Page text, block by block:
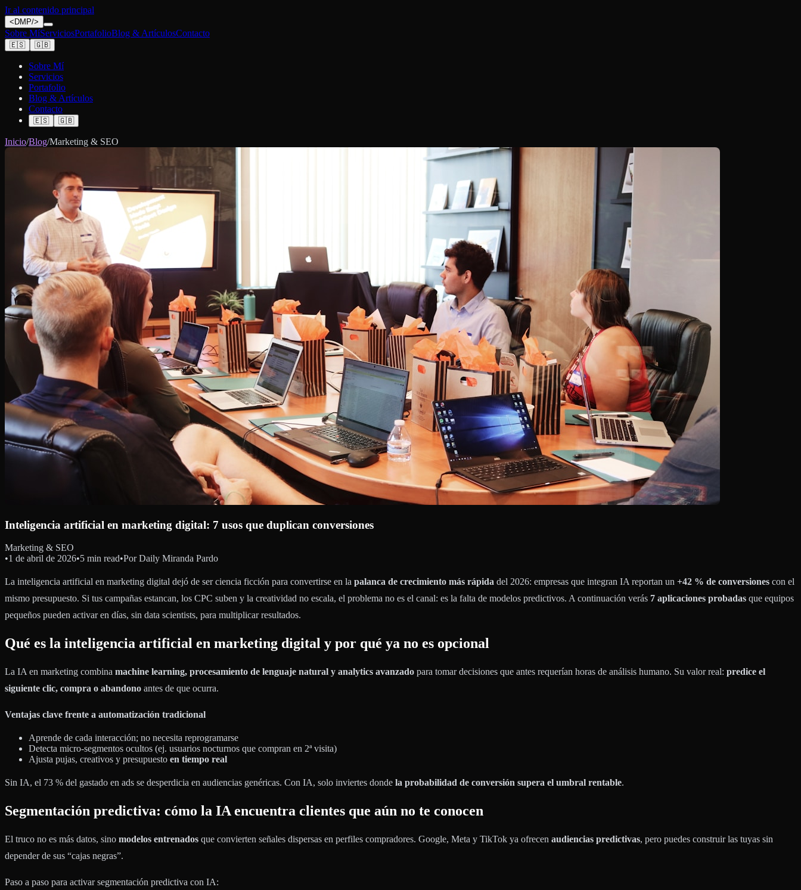
Ir al contenido principal
< DMP/>
Sobre MíServiciosPortafolioBlog & ArtículosContacto
🇪🇸 🇬🇧
Sobre Mí
Servicios
Portafolio
Blog & Artículos
Contacto
🇪🇸 🇬🇧
Inicio/Blog/Marketing & SEO
Inteligencia artificial en marketing digital: 7 usos que duplican conversiones
Marketing & SEO
•1 de abril de 2026•5 min read•Por Daily Miranda Pardo
La inteligencia artificial en marketing digital dejó de ser ciencia ficción para convertirse en la palanca de crecimiento más rápida del 2026: empresas que integran IA reportan un +42 % de conversiones con el
mismo presupuesto. Si tus campañas estancan, los CPC suben y la creatividad no escala, el problema no es el canal: es la falta de modelos predictivos. A continuación verás 7 aplicaciones probadas que equipos
pequeños pueden activar en días, sin data scientists, para multiplicar resultados.
Qué es la inteligencia artificial en marketing digital y por qué ya no es opcional
La IA en marketing combina machine learning, procesamiento de lenguaje natural y analytics avanzado para tomar decisiones que antes requerían horas de análisis humano. Su valor real: predice el
siguiente clic, compra o abandono antes de que ocurra.
Ventajas clave frente a automatización tradicional
Aprende de cada interacción; no necesita reprogramarse
Detecta micro-segmentos ocultos (ej. usuarios nocturnos que compran en 2ª visita)
Ajusta pujas, creativos y presupuesto en tiempo real
Sin IA, el 73 % del gastado en ads se desperdicia en audiencias genéricas. Con IA, solo inviertes donde la probabilidad de conversión supera el umbral rentable.
Segmentación predictiva: cómo la IA encuentra clientes que aún no te conocen
El truco no es más datos, sino modelos entrenados que convierten señales dispersas en perfiles compradores. Google, Meta y TikTok ya ofrecen audiencias predictivas, pero puedes construir las tuyas sin
depender de sus “cajas negras”.
Paso a paso para activar segmentación predictiva con IA: